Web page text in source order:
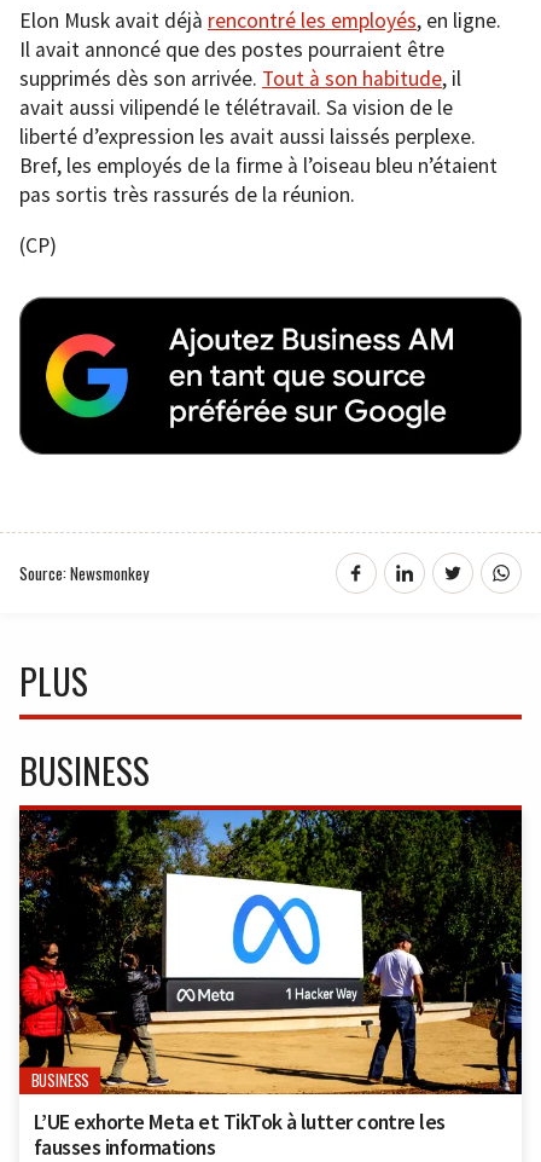
Elon Musk avait déjà rencontré les employés, en ligne.
Il avait annoncé que des postes pourraient être
supprimés dès son arrivée. Tout à son habitude, il
avait aussi vilipendé le télétravail. Sa vision de le
liberté d’expression les avait aussi laissés perplexe.
Bref, les employés de la firme à l’oiseau bleu n’étaient
pas sortis très rassurés de la réunion.
(CP)
Source: Newsmonkey
PLUS
BUSINESS
BUSINESS
L’UE exhorte Meta et TikTok à lutter contre les
fausses informations